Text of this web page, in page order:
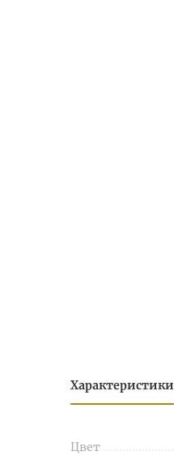
Характеристики
Цвет